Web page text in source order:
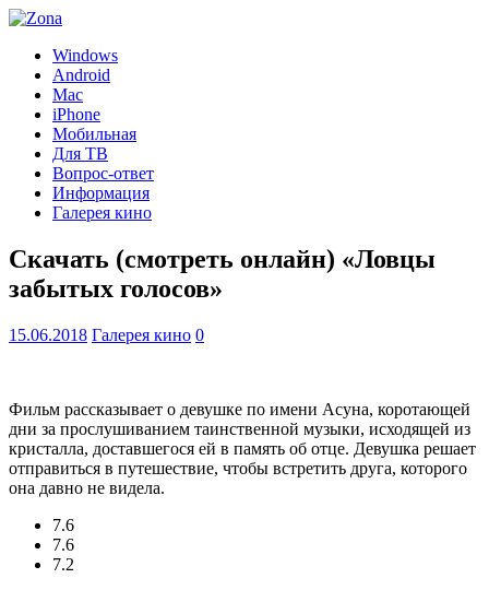
Windows
Android
Mac
iPhone
Мобильная
Для ТВ
Вопрос-ответ
Информация
Галерея кино
Скачать (смотреть онлайн) «Ловцы
забытых голосов»
15.06.2018 Галерея кино 0
Фильм рассказывает о девушке по имени Асуна, коротающей
дни за прослушиванием таинственной музыки, исходящей из
кристалла, доставшегося ей в память об отце. Девушка решает
отправиться в путешествие, чтобы встретить друга, которого
она давно не видела.
7.6
7.6
7.2